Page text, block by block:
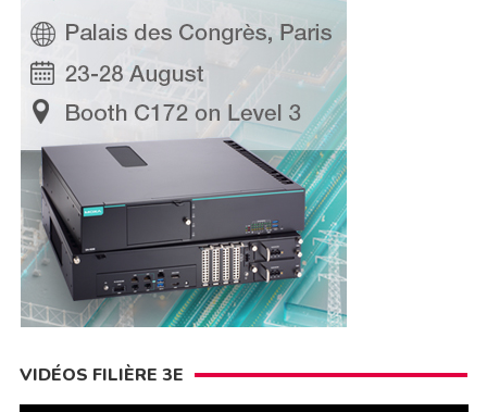
VIDÉOS FILIÈRE 3E